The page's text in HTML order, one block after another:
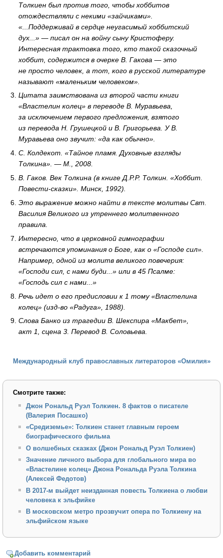
Толкиен был против того, чтобы хоббитов
отождествляли с некими «зайчиками».
«...Поддерживай в сердце неугасимый хоббитский
дух...» — писал он на войну сыну Кристоферу.
Интересная трактовка того, кто такой сказочный
хоббит, содержится в очерке В. Гакова — это
не просто человек, а тот, кого в русской литературе
называют «маленьким человеком».
Цитата заимствована из второй части книги
«Властелин колец» в переводе В. Муравьева,
за исключением первого предложения, взятого
из перевода Н. Грушецкой и В. Григорьева. У В.
Муравьева оно звучит: «да как обычно».
С. Колдекот. «Тайное пламя. Духовные взгляды
Толкина». — М., 2008.
В. Гаков. Век Толкина (в книге Д.Р.Р. Толкин. «Хоббит.
Повести-сказки». Минск, 1992).
Это выражение можно найти в тексте молитвы Свт.
Василия Великого из утреннего молитвенного
правила.
Интересно, что в церковной гимнографии
встречаются упоминания о Боге, как о «Господе сил».
Например, одной из молитв великого повечерия:
«Господи сил, с нами буди...» или в 45 Псалме:
«Господь сил с нами...»
Речь идет о его предисловии к 1 тому «Властелина
колец» (изд-во «Радуга», 1988).
Слова Банко из трагедии В. Шекспира «Макбет»,
акт 1, сцена 3. Перевод В. Соловьева.
Международный клуб православных литераторов «Омилия»
Смотрите также:
Джон Рональд Руэл Толкиен. 8 фактов о писателе
(Валерия Посашко)
«Средиземье»: Толкиен станет главным героем
биографического фильма
О волшебных сказках (Джон Рональд Руэл Толкиен)
Значение личного выбора для глобального мира во
«Властелине колец» Джона Рональда Руэла Толкина
(Алексей Федотов)
В 2017-м выйдет неизданная повесть Толкиена о любви
человека к эльфийке
В московском метро прозвучит опера по Толкиену на
эльфийском языке
Добавить комментарий